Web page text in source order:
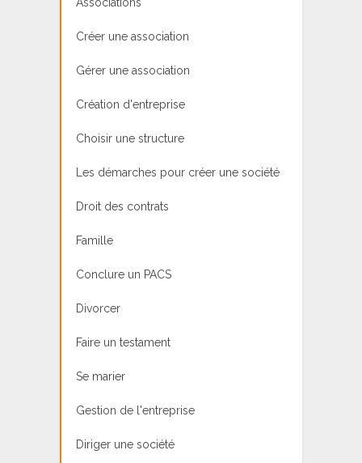
Créer une association
Gérer une association
Création d'entreprise
Choisir une structure
Les démarches pour créer une société
Droit des contrats
Famille
Conclure un PACS
Divorcer
Faire un testament
Se marier
Gestion de l'entreprise
Diriger une société